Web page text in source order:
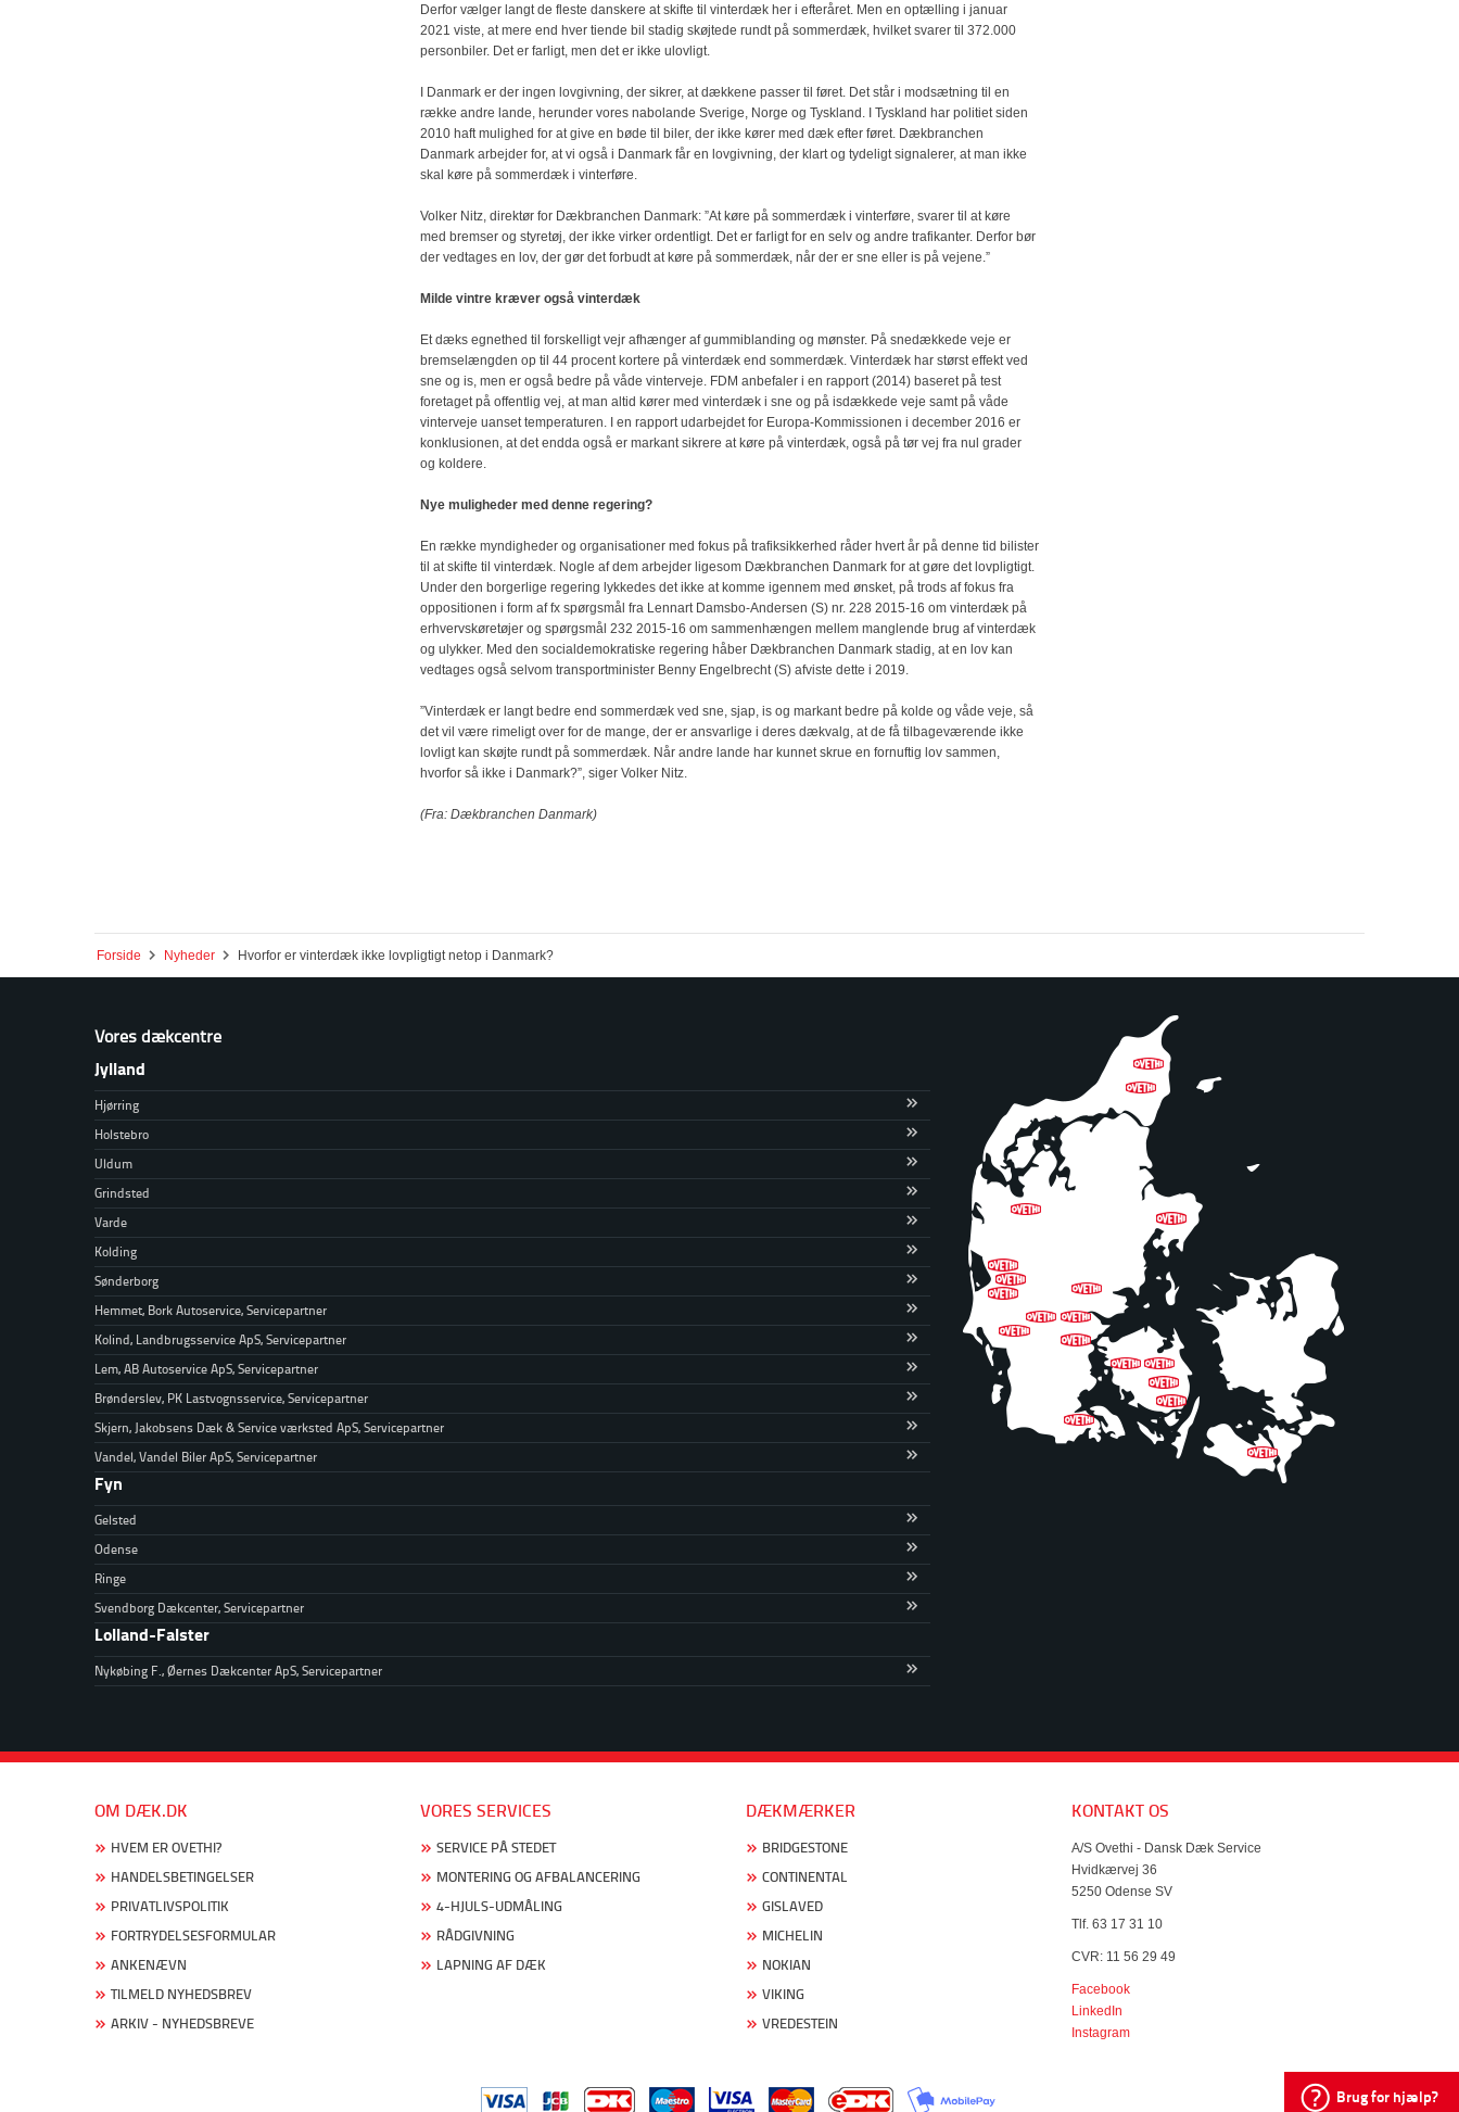
Derfor vælger langt de fleste danskere at skifte til vinterdæk her i efteråret. Men en optælling i januar
2021 viste, at mere end hver tiende bil stadig skøjtede rundt på sommerdæk, hvilket svarer til 372.000
personbiler. Det er farligt, men det er ikke ulovligt.
I Danmark er der ingen lovgivning, der sikrer, at dækkene passer til føret. Det står i modsætning til en
række andre lande, herunder vores nabolande Sverige, Norge og Tyskland. I Tyskland har politiet siden
2010 haft mulighed for at give en bøde til biler, der ikke kører med dæk efter føret. Dækbranchen
Danmark arbejder for, at vi også i Danmark får en lovgivning, der klart og tydeligt signalerer, at man ikke
skal køre på sommerdæk i vinterføre.
Volker Nitz, direktør for Dækbranchen Danmark: ”At køre på sommerdæk i vinterføre, svarer til at køre
med bremser og styretøj, der ikke virker ordentligt. Det er farligt for en selv og andre trafikanter. Derfor bør
der vedtages en lov, der gør det forbudt at køre på sommerdæk, når der er sne eller is på vejene.”
Milde vintre kræver også vinterdæk
Et dæks egnethed til forskelligt vejr afhænger af gummiblanding og mønster. På snedækkede veje er
bremselængden op til 44 procent kortere på vinterdæk end sommerdæk. Vinterdæk har størst effekt ved
sne og is, men er også bedre på våde vinterveje. FDM anbefaler i en rapport (2014) baseret på test
foretaget på offentlig vej, at man altid kører med vinterdæk i sne og på isdækkede veje samt på våde
vinterveje uanset temperaturen. I en rapport udarbejdet for Europa-Kommissionen i december 2016 er
konklusionen, at det endda også er markant sikrere at køre på vinterdæk, også på tør vej fra nul grader
og koldere.
Nye muligheder med denne regering?
En række myndigheder og organisationer med fokus på trafiksikkerhed råder hvert år på denne tid bilister
til at skifte til vinterdæk. Nogle af dem arbejder ligesom Dækbranchen Danmark for at gøre det lovpligtigt.
Under den borgerlige regering lykkedes det ikke at komme igennem med ønsket, på trods af fokus fra
oppositionen i form af fx spørgsmål fra Lennart Damsbo-Andersen (S) nr. 228 2015-16 om vinterdæk på
erhvervskøretøjer og spørgsmål 232 2015-16 om sammenhængen mellem manglende brug af vinterdæk
og ulykker. Med den socialdemokratiske regering håber Dækbranchen Danmark stadig, at en lov kan
vedtages også selvom transportminister Benny Engelbrecht (S) afviste dette i 2019.
”Vinterdæk er langt bedre end sommerdæk ved sne, sjap, is og markant bedre på kolde og våde veje, så
det vil være rimeligt over for de mange, der er ansvarlige i deres dækvalg, at de få tilbageværende ikke
lovligt kan skøjte rundt på sommerdæk. Når andre lande har kunnet skrue en fornuftig lov sammen,
hvorfor så ikke i Danmark?”, siger Volker Nitz.
(Fra: Dækbranchen Danmark)
Forside Nyheder Hvorfor er vinterdæk ikke lovpligtigt netop i Danmark?
Vores dækcentre
Jylland
Hjørring
Holstebro
Uldum
Grindsted
Varde
Kolding
Sønderborg
Hemmet, Bork Autoservice, Servicepartner
Kolind, Landbrugsservice ApS, Servicepartner
Lem, AB Autoservice ApS, Servicepartner
Brønderslev, PK Lastvognsservice, Servicepartner
Skjern, Jakobsens Dæk & Service værksted ApS, Servicepartner
Vandel, Vandel Biler ApS, Servicepartner
Fyn
Gelsted
Odense
Ringe
Svendborg Dækcenter, Servicepartner
Lolland-Falster
Nykøbing F., Øernes Dækcenter ApS, Servicepartner
OM DÆK.DK
HVEM ER OVETHI?
HANDELSBETINGELSER
PRIVATLIVSPOLITIK
FORTRYDELSESFORMULAR
ANKENÆVN
TILMELD NYHEDSBREV
ARKIV - NYHEDSBREVE
VORES SERVICES
SERVICE PÅ STEDET
MONTERING OG AFBALANCERING
4-HJULS-UDMÅLING
RÅDGIVNING
LAPNING AF DÆK
DÆKMÆRKER
BRIDGESTONE
CONTINENTAL
GISLAVED
MICHELIN
NOKIAN
VIKING
VREDESTEIN
KONTAKT OS
A/S Ovethi - Dansk Dæk Service
Hvidkærvej 36
5250 Odense SV
Tlf. 63 17 31 10
CVR: 11 56 29 49
Facebook
LinkedIn
Instagram
Brug for hjælp?